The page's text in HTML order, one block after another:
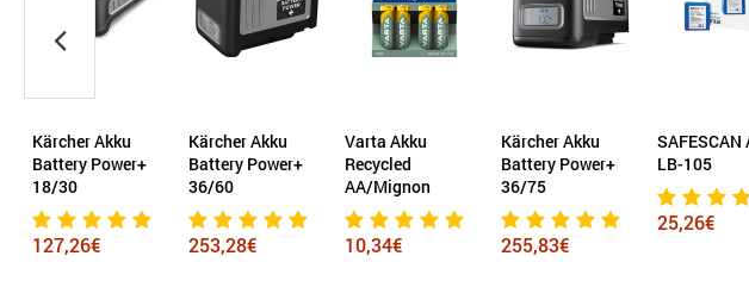
Kärcher Akku
Battery Power+
18/30
127,26€
Kärcher Akku
Battery Power+
36/60
253,28€
Varta Akku
Recycled
AA/Mignon
10,34€
Kärcher Akku
Battery Power+
36/75
255,83€
SAFESCAN
LB-105
25,26€